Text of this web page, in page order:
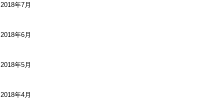
2018年7月
2018年6月
2018年5月
2018年4月